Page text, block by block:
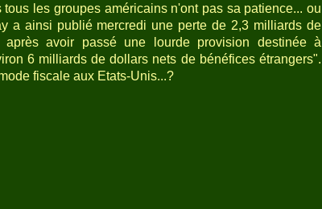
les groupes américains n'ont pas sa patience... ou
a ainsi publié mercredi une perte de 2,3 milliards de
après avoir passé une lourde provision destinée à
6 milliards de dollars nets de bénéfices étrangers".
fiscale aux Etats-Unis...?